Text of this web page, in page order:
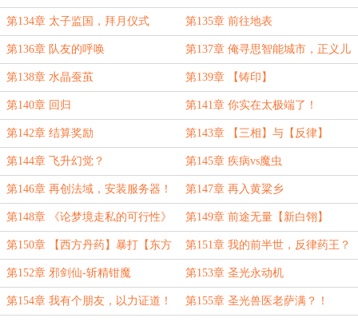
世的蟑螂乡吗？】
第134章 太子监国，拜月仪式 第135章 前往地表
第136章 队友的呼唤 第137章 俺寻思智能城市，正义儿
童骑士团
第138章 水晶蚕茧 第139章 【铸印】
第140章 回归 第141章 你实在太极端了！
第142章 结算奖励 第143章 【三相】与【反律】
第144章 飞升幻觉？ 第145章 疾病vs魔虫
第146章 再创法域，安装服务器！ 第147章 再入黄粱乡
第148章 《论梦境走私的可行性》 第149章 前途无量【新白翎】
第150章 【西方丹药】暴打【东方
魔药】
第151章 我的前半世，反律药王？
第152章 邪剑仙-斩精钳魔 第153章 圣光永动机
第154章 我有个朋友，以力证道！ 第155章 圣光兽医老萨满？！